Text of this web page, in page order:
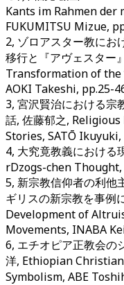
Kants im Rahmen
FUKUMITSU Mizue,
2, ゾロアスター教にお
移行と『アヴェスター
Transformation of the
AOKI Takeshi, pp.25-
3, 宮沢賢治における宗
話, 佐藤郁之,
Stories, SATŌ Ikuyuki,
4, 大究竟教義における
rDzogs-chen Thought,
5, 新宗教信仰者の利他
ギリスの新宗教を事例
Development of
Movements, INABA
6, エチオピア正教会の
洋, Ethiopian
Symbolism, ABE